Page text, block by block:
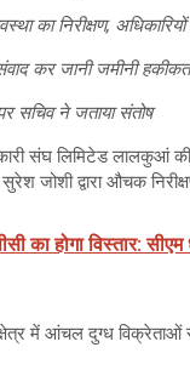
का निरीक्षण,
कर जानी जमीनी हकीकत
सचिव ने जताया संतोष
संघ लिमिटेड लालकुआं की
जोशी द्वारा औचक
का होगा विस्तार:
क्षेत्र में आंचल दुग्ध